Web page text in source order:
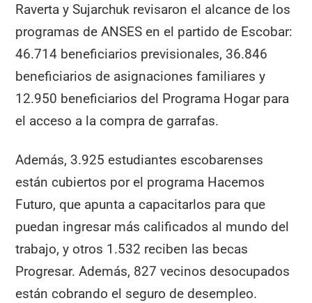
Raverta y Sujarchuk revisaron el alcance de los
programas de ANSES en el partido de Escobar:
46.714 beneficiarios previsionales, 36.846
beneficiarios de asignaciones familiares y
12.950 beneficiarios del Programa Hogar para
el acceso a la compra de garrafas.
Además, 3.925 estudiantes escobarenses
están cubiertos por el programa Hacemos
Futuro, que apunta a capacitarlos para que
puedan ingresar más calificados al mundo del
trabajo, y otros 1.532 reciben las becas
Progresar. Además, 827 vecinos desocupados
están cobrando el seguro de desempleo.